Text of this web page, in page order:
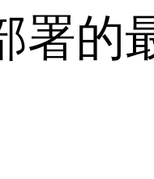
署的